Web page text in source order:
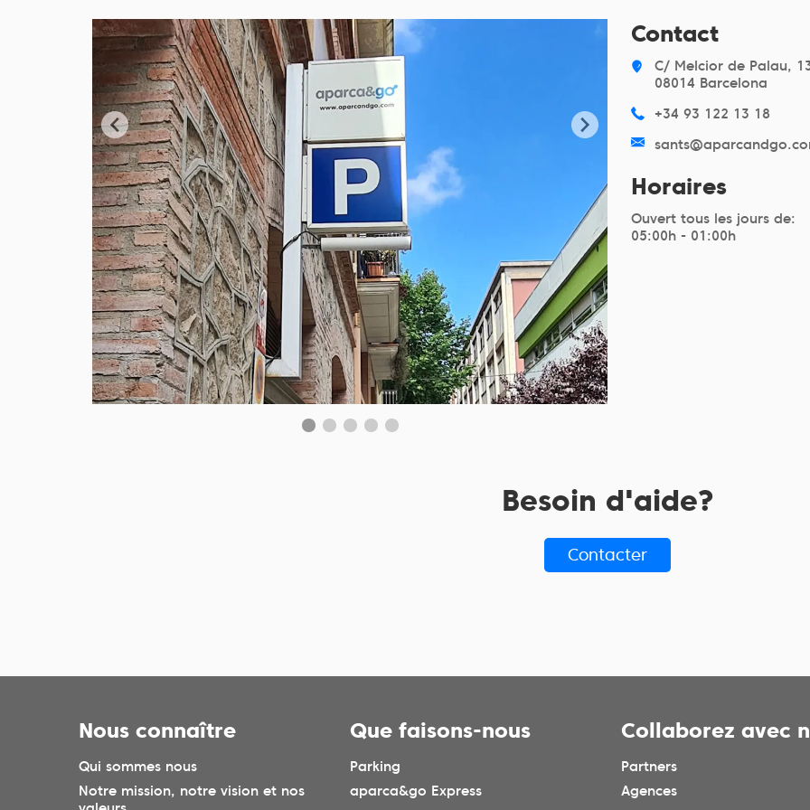
Contact
C/ Melcior de Palau,
08014 Barcelona
+34 93 122 13 18
Horaires
Ouvert tous les jours de:
05:00h - 01:00h
Besoin d'aide?
Contacter
Nous connaître
Qui sommes nous
Notre mission, notre vision et nos
Que faisons-nous
Parking
aparca&go Express
Collaborez avec
Partners
Agences